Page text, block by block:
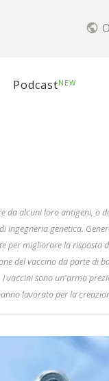
public
PodcastNEW
da alcuni loro antigeni, o
ingegneria genetica.
per migliorare la risposta
del vaccino da parte di
vaccini sono un'arma
lavorato per la